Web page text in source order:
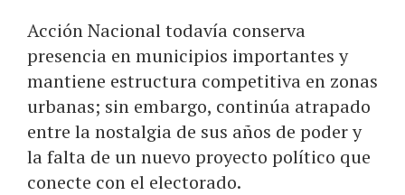
Acción Nacional todavía conserva
presencia en municipios importantes y
mantiene estructura competitiva en zonas
urbanas; sin embargo, continúa atrapado
entre la nostalgia de sus años de poder y
la falta de un nuevo proyecto político que
conecte con el electorado.